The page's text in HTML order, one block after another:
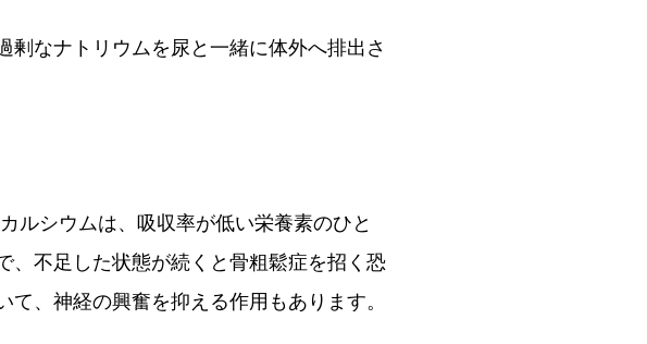
剰なナトリウムを尿と一緒に体外へ排出さ
ルシウムは、吸収率が低い栄養素のひと
、不足した状態が続くと骨粗鬆症を招く恐
、神経の興奮を抑える作用もあります。